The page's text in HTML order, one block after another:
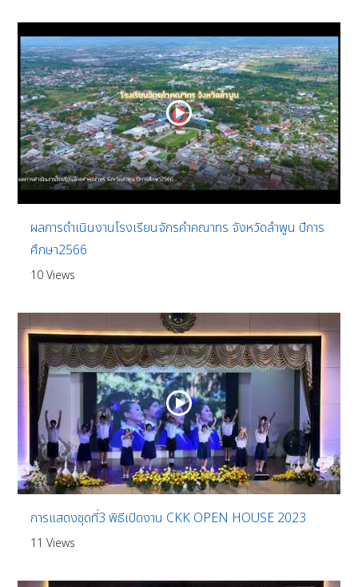
ผลการดำเนินงานโรงเรียนจักรคำคณาทร จังหวัดลำพูน ปีการ
ศึกษา2566
10 Views
การแสดงชุดที่3 พิธีเปิดงาน CKK OPEN HOUSE 2023
11 Views